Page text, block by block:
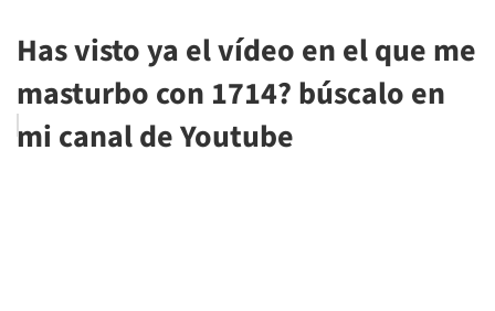
Has visto ya el vídeo en el que me
masturbo con 1714? búscalo en
mi canal de Youtube